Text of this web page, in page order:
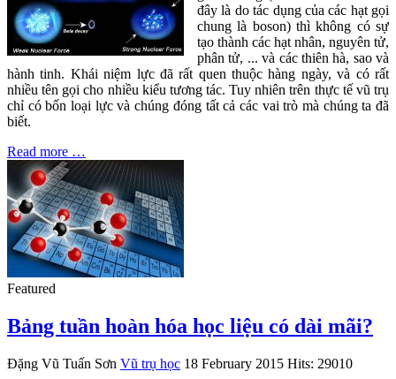
đây là do tác dụng của các hạt gọi
chung là boson) thì không có sự
tạo thành các hạt nhân, nguyên tử,
phân tử, ... và các thiên hà, sao và
hành tinh. Khái niệm lực đã rất quen thuộc hàng ngày, và có rất
nhiều tên gọi cho nhiều kiểu tương tác. Tuy nhiên trên thực tế vũ trụ
chỉ có bốn loại lực và chúng đóng tất cả các vai trò mà chúng ta đã
biết.
Read more …
Featured
Bảng tuần hoàn hóa học liệu có dài mãi?
Đặng Vũ Tuấn Sơn Vũ trụ học 18 February 2015 Hits: 29010